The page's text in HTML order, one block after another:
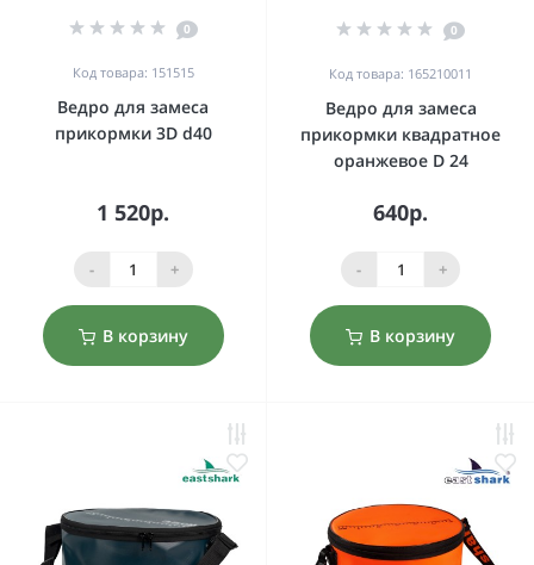
0
Код товара: 151515
Ведро для замеса
прикормки 3D d40
1 520р.
- +
В корзину
0
Код товара: 165210011
Ведро для замеса
прикормки квадратное
оранжевое D 24
640р.
- +
В корзину